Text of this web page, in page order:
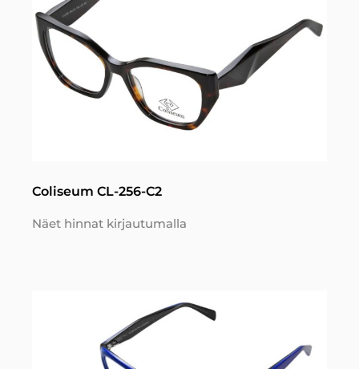
Coliseum CL-256-C2
Näet hinnat kirjautumalla